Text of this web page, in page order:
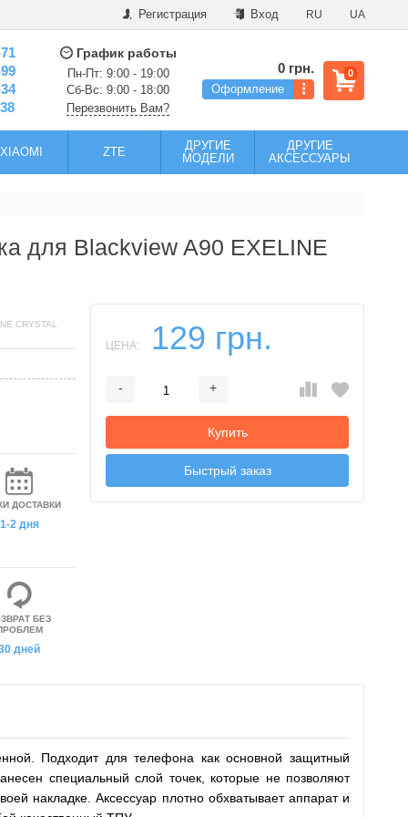
Регистрация Вход RU UA
График работы
Пн-Пт: 9:00 - 19:00
Сб-Вс: 9:00 - 18:00
Перезвонить Вам?
0
0 грн.
Оформление
XIAOMI ZTE
ДРУГИЕ
МОДЕЛИ
ДРУГИЕ
АКСЕССУАРЫ
для Blackview A90 EXELINE
ЦЕНА: 129 грн.
- +
Купить
Быстрый заказ
CRYSTAL
ДОСТАВКИ
1-2 дня
БЕЗ
дней
Подходит для телефона как основной защитный
специальный слой точек, которые не позволяют
накладке. Аксессуар плотно обхватывает аппарат и